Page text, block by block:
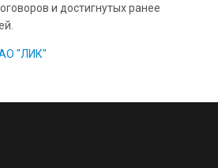
и достигнутых ранее
"ЛИК"